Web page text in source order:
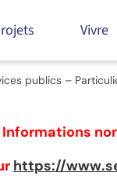
Vivre
publics –
https://